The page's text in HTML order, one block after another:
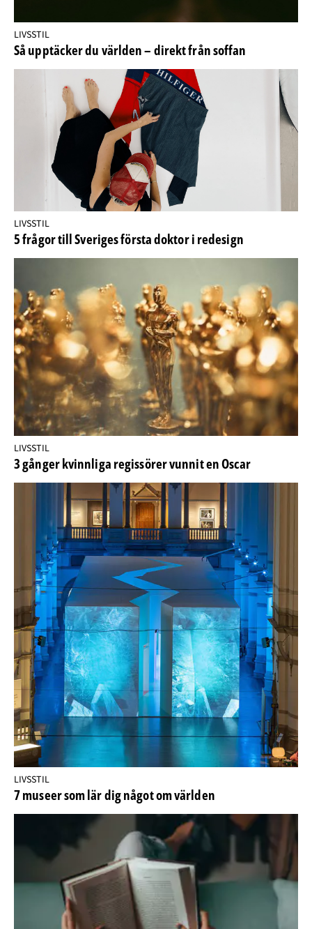
LIVSSTIL
Så upptäcker du världen – direkt från soffan
LIVSSTIL
5 frågor till Sveriges första doktor i redesign
LIVSSTIL
3 gånger kvinnliga regissörer vunnit en Oscar
LIVSSTIL
7 museer som lär dig något om världen